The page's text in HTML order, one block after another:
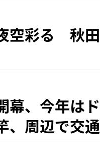
空彩る 秋
幕、今年は
周辺で交